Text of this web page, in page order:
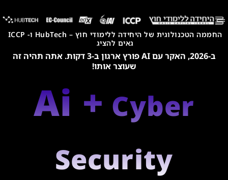
גאים להציג
ב-2026, האקר עם AI פורץ ארגון ב-3 דקות. אתה תהיה זה
שעוצר אותו!
Ai + Cyber
Security